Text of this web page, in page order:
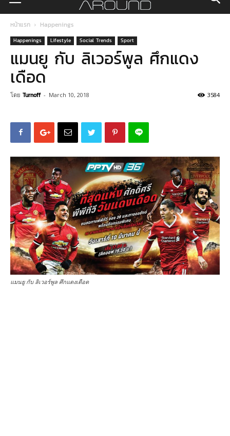
หน้าแรก Happenings
Happenings Lifestyle Social Trends Sport
แมนยู กับ ลิเวอร์พูล ศึกแดง
เดือด
โดย Turnoff - March 10, 2018 3584
แมนยู กับ ลิเวอร์พูล ศึกแดงเดือด